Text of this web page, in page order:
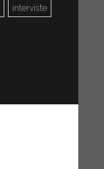
interviste